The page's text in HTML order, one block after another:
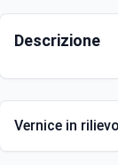
Descrizione
Vernice in